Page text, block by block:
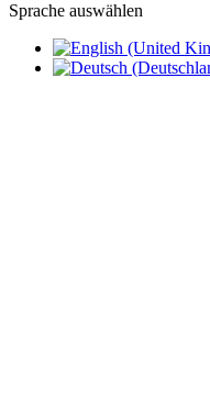
Sprache auswählen